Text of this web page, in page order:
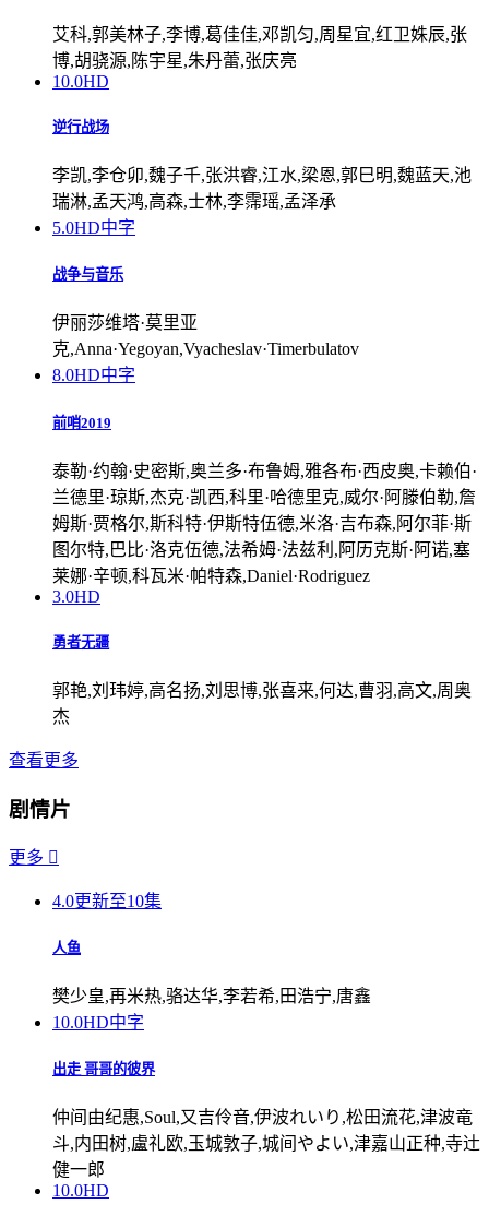
艾科,郭美林子,李博,葛佳佳,邓凯匀,周星宜,红卫姝辰,张
博,胡骁源,陈宇星,朱丹蕾,张庆亮
10.0HD
逆行战场
李凯,李仓卯,魏子千,张洪睿,江水,梁恩,郭巳明,魏蓝天,池
瑞淋,孟天鸿,高森,士林,李霈瑶,孟泽承
5.0HD中字
战争与音乐
伊丽莎维塔·莫里亚
克,Anna·Yegoyan,Vyacheslav·Timerbulatov
8.0HD中字
前哨2019
泰勒·约翰·史密斯,奥兰多·布鲁姆,雅各布·西皮奥,卡赖伯·
兰德里·琼斯,杰克·凯西,科里·哈德里克,威尔·阿滕伯勒,詹
姆斯·贾格尔,斯科特·伊斯特伍德,米洛·吉布森,阿尔菲·斯
图尔特,巴比·洛克伍德,法希姆·法兹利,阿历克斯·阿诺,塞
莱娜·辛顿,科瓦米·帕特森,Daniel·Rodriguez
3.0HD
勇者无疆
郭艳,刘玮婷,高名扬,刘思博,张喜来,何达,曹羽,高文,周奥
杰
查看更多
剧情片
更多 
4.0更新至10集
人鱼
樊少皇,再米热,骆达华,李若希,田浩宁,唐鑫
10.0HD中字
出走 哥哥的彼界
仲间由纪惠,Soul,又吉伶音,伊波れいり,松田流花,津波竜
斗,内田树,盧礼欧,玉城敦子,城间やよい,津嘉山正种,寺辻
健一郎
10.0HD